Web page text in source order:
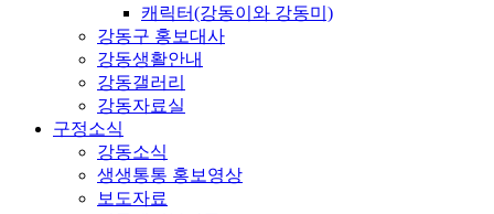
캐릭터(강동이와 강동미)
강동구 홍보대사
강동생활안내
강동갤러리
강동자료실
구정소식
강동소식
생생통통 홍보영상
보도자료